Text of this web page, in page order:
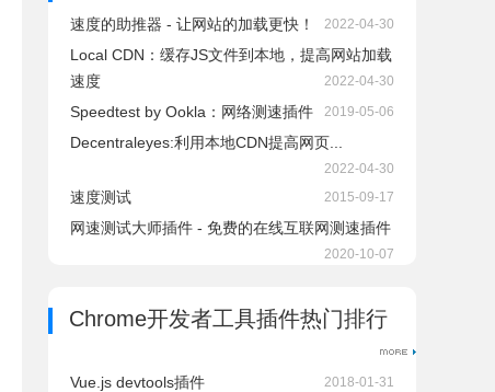
速度的助推器 - 让网站的加载更快！ 2022-04-30
Local CDN：缓存JS文件到本地，提高网站加载
速度
2022-04-30
Speedtest by Ookla：网络测速插件 2019-05-06
Decentraleyes:利用本地CDN提高网页...
2022-04-30
速度测试 2015-09-17
网速测试大师插件 - 免费的在线互联网测速插件
2020-10-07
Chrome开发者工具插件热门排行
Vue.js devtools插件 2018-01-31